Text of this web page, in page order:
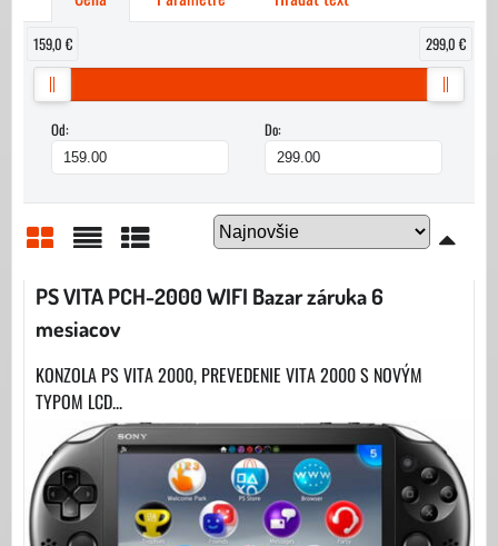
Od: Do:
159,0 € 299,0 €
MriežkaZoznamTabuľka
PS VITA PCH-2000 WIFI Bazar záruka 6
mesiacov
KONZOLA PS VITA 2000, PREVEDENIE VITA 2000 S NOVÝM
TYPOM LCD...